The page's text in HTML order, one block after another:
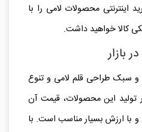
محصولات لامی را با
کالا خواهید داشت.
بازار
سبک طراحی قلم لامی و تنوع
تولید این محصولات، قیمت آن
با ارزش بسیار مناسب است. با